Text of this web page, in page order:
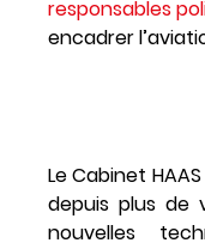
responsables
encadrer
Le Cabinet
depuis plus de
nouvelles